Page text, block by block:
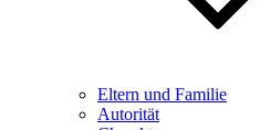
Eltern und Familie
Autorität